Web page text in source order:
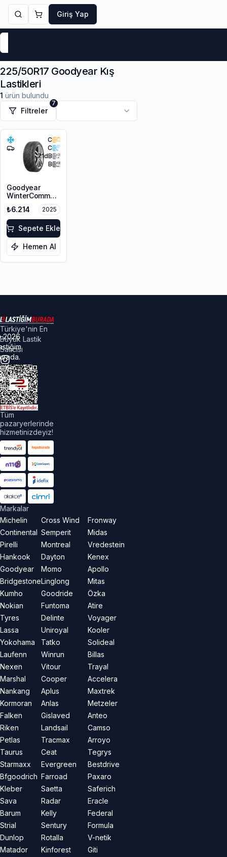
Giriş Yap
225/50R17 Goodyear Kış
Lastikleri
1 ürün bulundu
Filtreler
7
C
C
71dB
B
Goodyear
WinterCommand
225/50R17 98V
XL M+S 3PMSF
FP
₺6.214 2025
Sepete Ekle
Hemen Al
Türkiye'nin En
Büyük Lastik
Satıcısı
Tüm
pazaryerlerinde
hizmetinizdeyiz!
Markalar
Michelin
Continental
Pirelli
Hankook
Goodyear
Bridgestone
Kumho
Nokian
Tyres
Lassa
Yokohama
Laufenn
Nexen
Marshal
Nankang
Kormoran
Falken
Riken
Petlas
Taurus
Starmaxx
Bfgoodrich
Kleber
Sava
Barum
Strial
Dunlop
Matador
Cross Wind
Semperit
Montreal
Dayton
Momo
Linglong
Goodride
Funtoma
Delinte
Uniroyal
Tatko
Winrun
Vitour
Cooper
Aplus
Anlas
Gislaved
Landsail
Tracmax
Ceat
Evergreen
Farroad
Saetta
Radar
Kelly
Sentury
Rotalla
Kinforest
Fronway
Midas
Vredestein
Kenex
Apollo
Mitas
Özka
Atire
Voyager
Kooler
Solideal
Billas
Trayal
Accelera
Maxtrek
Metzeler
Anteo
Camso
Arroyo
Tegrys
Bestdrive
Paxaro
Saferich
Eracle
Federal
Formula
V-netik
Giti
2026